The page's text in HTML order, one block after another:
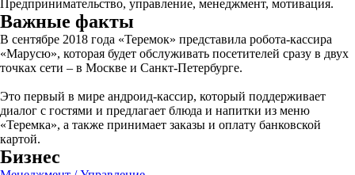
Предпринимательство, управление, менеджмент, мотивация.
Важные факты
В сентябре 2018 года «Теремок» представила робота-кассира
«Марусю», которая будет обслуживать посетителей сразу в двух
точках сети – в Москве и Санкт-Петербурге.
Это первый в мире андроид-кассир, который поддерживает
диалог с гостями и предлагает блюда и напитки из меню
«Теремка», а также принимает заказы и оплату банковской
картой.
Бизнес